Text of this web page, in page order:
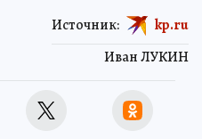
Иван ЛУКИН
Источник: kp.ru